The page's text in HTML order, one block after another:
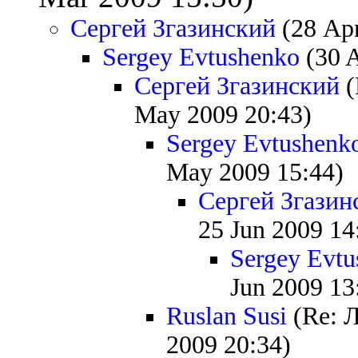
Сергей Згазинский (28
Sergey Evtushenko (30
Сергей Згазинский
May 2009 20:43)
Sergey
May 2009 15:44)
Сергей
25 Jun 2009
Sergey
Jun 2009
Ruslan Susi (Re:
2009 20:34)